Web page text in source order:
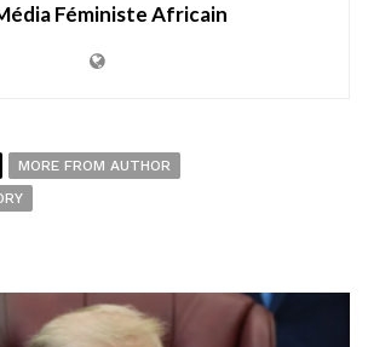
Féministe Africain
MORE FROM AUTHOR